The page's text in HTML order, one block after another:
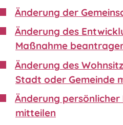
Änderung der
Änderung des
Maßnahme
Änderung des
Stadt oder Gemeinde
Änderung
mitteilen